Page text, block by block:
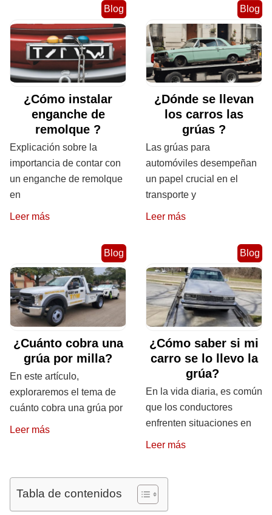
Blog
¿Cómo instalar
enganche de
remolque ?
Explicación sobre la
importancia de contar con
un enganche de remolque
en
Leer más
Blog
¿Dónde se llevan
los carros las
grúas ?
Las grúas para
automóviles desempeñan
un papel crucial en el
transporte y
Leer más
Blog
¿Cuánto cobra una
grúa por milla?
En este artículo,
exploraremos el tema de
cuánto cobra una grúa por
Leer más
Blog
¿Cómo saber si mi
carro se lo llevo la
grúa?
En la vida diaria, es común
que los conductores
enfrenten situaciones en
Leer más
Tabla de contenidos